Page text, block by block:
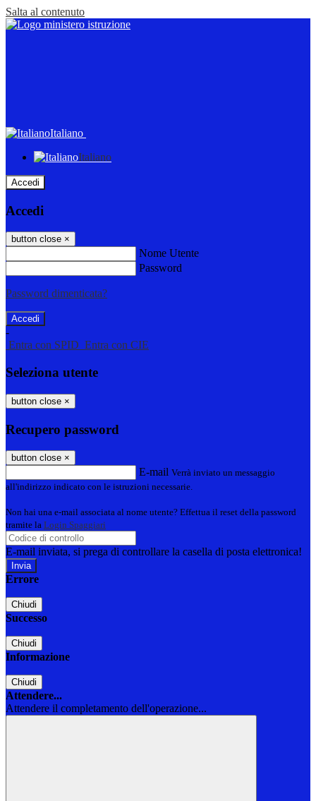
Salta al contenuto
Italiano
Italiano
Accedi
Accedi
button close ×
Nome Utente
Password
Password dimenticata?
-
Entra con SPID Entra con CIE
Seleziona utente
button close ×
Recupero password
button close ×
E-mail Verrà inviato un messaggio
all'indirizzo indicato con le istruzioni necessarie.
Non hai una e-mail associata al nome utente? Effettua il reset della password
tramite la Login Spaggiari
E-mail inviata, si prega di controllare la casella di posta elettronica!
Errore
Chiudi
Successo
Chiudi
Informazione
Chiudi
Attendere...
Attendere il completamento dell'operazione...